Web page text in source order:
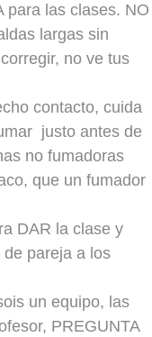
para las clases. NO
largas sin
no ve tus
contacto, cuida
justo antes de
no fumadoras
que un fumador
DAR la clase y
pareja a los
un equipo, las
PREGUNTA